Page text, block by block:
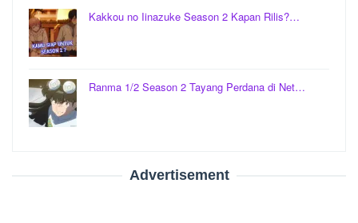
Kakkou no Iinazuke Season 2 Kapan Rilis?…
Ranma 1/2 Season 2 Tayang Perdana di Net…
Advertisement